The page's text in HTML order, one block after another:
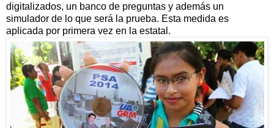
digitalizados, un banco de preguntas y además un
simulador de lo que será la prueba. Esta medida es
aplicada por primera vez en la estatal.